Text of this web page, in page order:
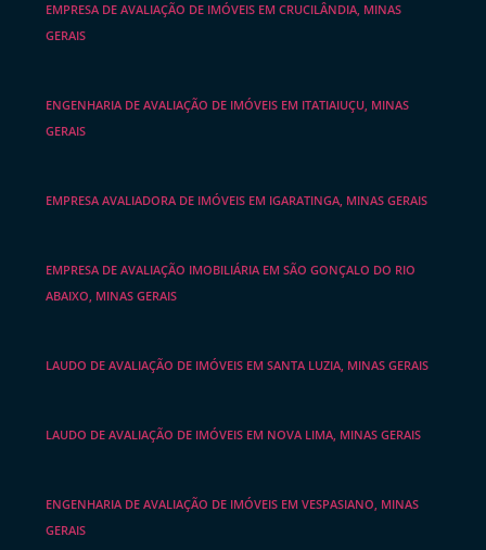
EMPRESA DE AVALIAÇÃO DE IMÓVEIS EM CRUCILÂNDIA, MINAS
GERAIS
ENGENHARIA DE AVALIAÇÃO DE IMÓVEIS EM ITATIAIUÇU, MINAS
GERAIS
EMPRESA AVALIADORA DE IMÓVEIS EM IGARATINGA, MINAS GERAIS
EMPRESA DE AVALIAÇÃO IMOBILIÁRIA EM SÃO GONÇALO DO RIO
ABAIXO, MINAS GERAIS
LAUDO DE AVALIAÇÃO DE IMÓVEIS EM SANTA LUZIA, MINAS GERAIS
LAUDO DE AVALIAÇÃO DE IMÓVEIS EM NOVA LIMA, MINAS GERAIS
ENGENHARIA DE AVALIAÇÃO DE IMÓVEIS EM VESPASIANO, MINAS
GERAIS